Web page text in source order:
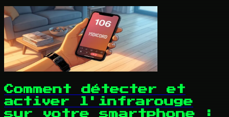
Comment détecter et
activer l'infrarouge
sur votre smartphone :